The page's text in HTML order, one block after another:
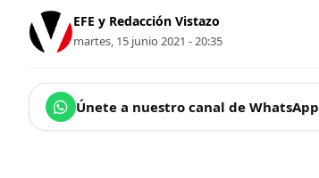
EFE y Redacción Vistazo
martes, 15 junio 2021 - 20:35
Únete a nuestro canal de WhatsApp